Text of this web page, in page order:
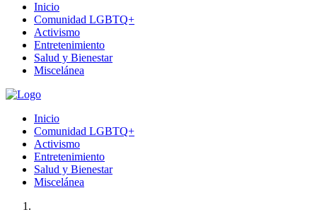
Inicio
Comunidad LGBTQ+
Activismo
Entretenimiento
Salud y Bienestar
Miscelánea
Inicio
Comunidad LGBTQ+
Activismo
Entretenimiento
Salud y Bienestar
Miscelánea